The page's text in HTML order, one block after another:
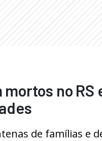
mortos no
de famílias e